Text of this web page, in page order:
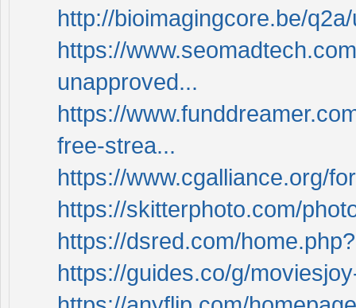
http://bioimagingcore.be/
https://
unapproved...
https://
free-strea...
https://www.cgalliance.org/
https://skitterphoto.com/
https://dsred.com/
https://guides.co/g/